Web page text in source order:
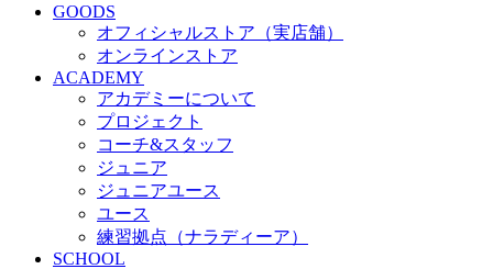
クラブ理念
クラブ情報
サステナビリティ
Web制作支援
応援プロジェクト
GOODS
オフィシャルストア（実店舗）
オンラインストア
ACADEMY
アカデミーについて
プロジェクト
コーチ&スタッフ
ジュニア
ジュニアユース
ユース
練習拠点（ナラディーア）
SCHOOL